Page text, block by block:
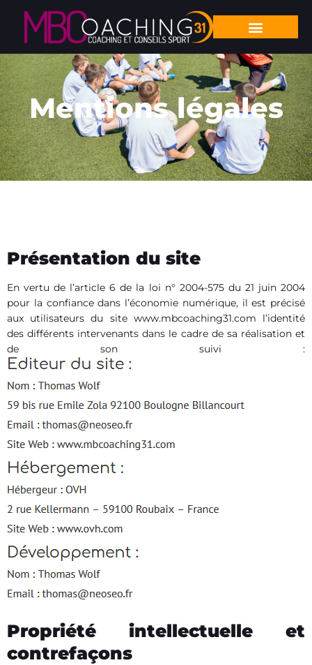
Mentions légales
Présentation du site
En vertu de l’article 6 de la loi n° 2004-575 du 21 juin 2004
pour la confiance dans l’économie numérique, il est précisé
aux utilisateurs du site www.mbcoaching31.com l’identité
des différents intervenants dans le cadre de sa réalisation et
de son suivi :
Propriété intellectuelle et
contrefaçons